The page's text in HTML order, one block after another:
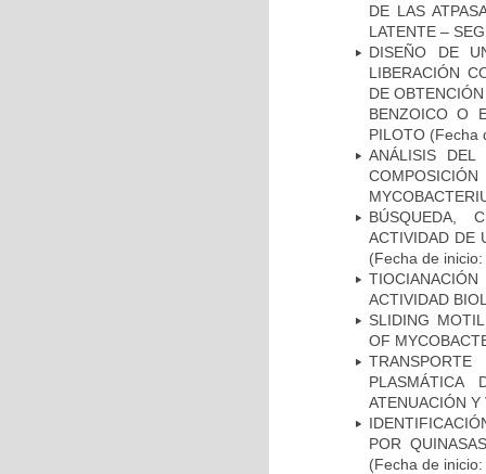
DE LAS
LATENTE –
DISEÑO DE
LIBERACIÓN
DE
BENZOICO O
PILOTO (Fecha
ANÁLISIS DEL
BÚSQUEDA,
ACTIVIDAD DE
(Fecha de
ACTIVIDAD
SLIDING
OF
PLASMÁTICA
ATENUACIÓN Y
POR
(Fecha de